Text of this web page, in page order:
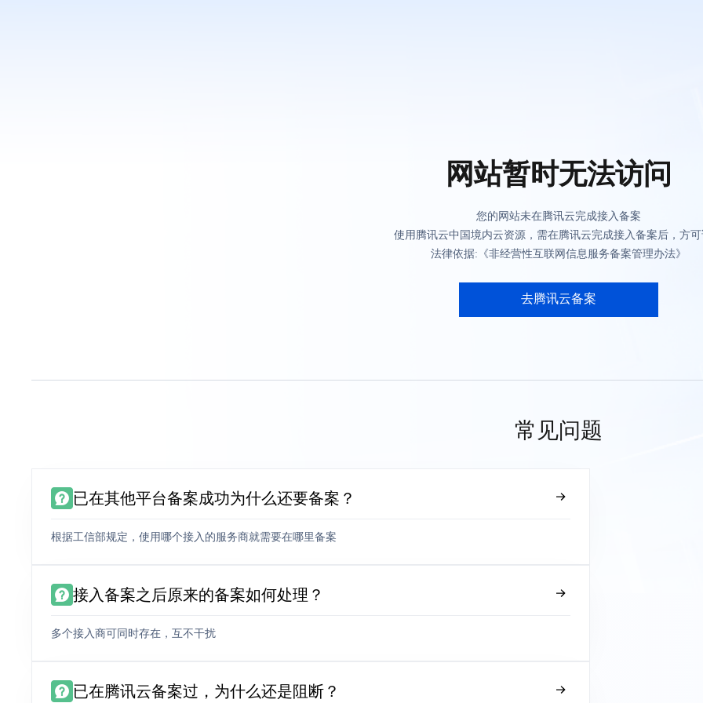
网站暂时无法访问
您的网站未在腾讯云完成接入备案
使用腾讯云中国境内云资源，需在腾讯云完成接入备案后，方
法律依据:《非经营性互联网信息服务备案管理办法》
去腾讯云备案
常见问题
已在其他平台备案成功为什么还要备案？
根据工信部规定，使用哪个接入的服务商就需要在哪里备案
接入备案之后原来的备案如何处理？
多个接入商可同时存在，互不干扰
已在腾讯云备案过，为什么还是阻断？